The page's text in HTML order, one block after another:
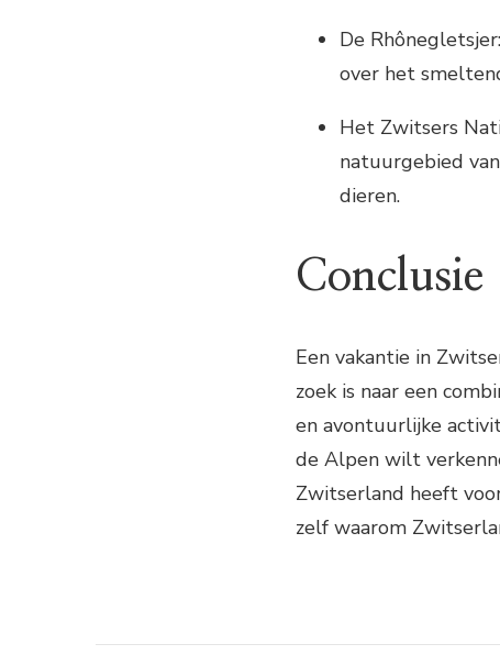
De
over het
Het Zwitsers
natuurgebied
dieren.
Conclusie
Een vakantie in
zoek is naar een
en avontuurlijke
de Alpen wilt
Zwitserland heeft
zelf waarom